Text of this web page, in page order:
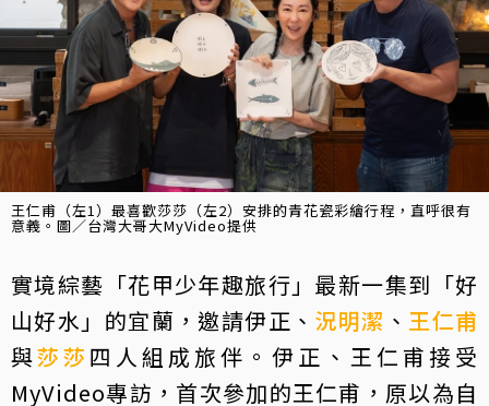
王仁甫（左1）最喜歡莎莎（左2）安排的青花瓷彩繪行程，直呼很有
意義。圖／台灣大哥大MyVideo提供
實境綜藝「花甲少年趣旅行」最新一集到「好
山好水」的宜蘭，邀請伊正、 況明潔 、 王仁甫
與莎莎 四人組成旅伴。伊正、王仁甫接受
MyVideo專訪，首次參加的王仁甫，原以為自